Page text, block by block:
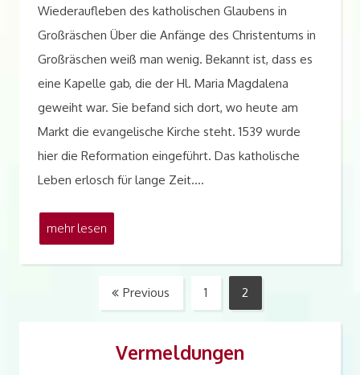
Wiederaufleben des katholischen Glaubens in
Großräschen Über die Anfänge des Christentums in
Großräschen weiß man wenig. Bekannt ist, dass es
eine Kapelle gab, die der Hl. Maria Magdalena
geweiht war. Sie befand sich dort, wo heute am
Markt die evangelische Kirche steht. 1539 wurde
hier die Reformation eingeführt. Das katholische
Leben erlosch für lange Zeit.…
mehr lesen
Seitennummerierung
Previous Page
1 2
Vermeldungen